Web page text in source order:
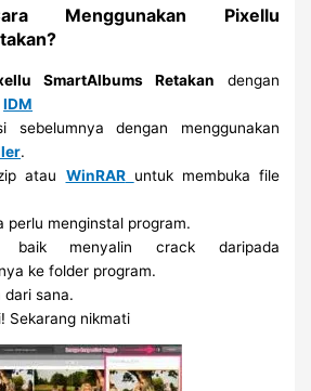
Menggunakan Pixellu
SmartAlbums Retakan dengan
IDM
sebelumnya dengan menggunakan
.
atau WinRAR untuk membuka file
perlu menginstal program.
baik menyalin crack daripada
ke folder program.
dari sana.
Sekarang nikmati